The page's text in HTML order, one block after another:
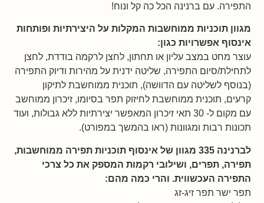
התפירה. עם ברנינה הכל כה קל ונוח!
מגוון תוכניות ממוחשבות המקלות על היצירתיות ופותחות
אינסוף אפשרויות כגון:
עוצר מחט במצב עליון או תחתון, לחצן לרקמה בודדת, לחצן
לתחילת/סיום התפירה, שליטה ידנית על מהירות ודיוק התפירה
(בנוסף לשליטה עם הדוושה), תוכנית ממוחשבת לתיקון
קרעים, תוכנית ממוחשבת לחיזוק תפר בסיומו, זיכרון ממוחשב
עם מקום ל- 30 תאי זיכרון המאפשר יצירתיות ללא גבולות, ועוד
תכונות רבות ומגוונות (ראו בהמשך במפורט).
לברנינה 335 מגוון של אינסוף תוכניות תפירה ממוחשבות,
תפירה, תפרים, ושילובי רקמות המספק את כל צרכי
התפירה העכשווית. והרי כמה מהם:
תפר ישר תפר זיג-זג